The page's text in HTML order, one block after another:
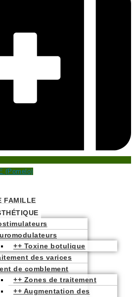
(Pomelo)
FAMILLE
++ Toxine botulique
des varices
de comblement
++ Zones de traitement
++ Augmentation des